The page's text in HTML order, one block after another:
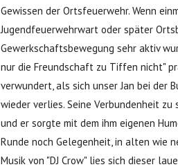
Gewissen der Ortsfeuerwehr. Wenn
Jugendfeuerwehrwart oder später
Gewerkschaftsbewegung sehr aktiv
nur die Freundschaft zu Tiffen nicht"
verwundert, als sich unser Jan bei der
wieder verlies. Seine Verbundenheit
und er sorgte mit dem ihm eigenen
Runde noch Gelegenheit, in alten wie
Musik von "DJ Crow" lies sich dieser